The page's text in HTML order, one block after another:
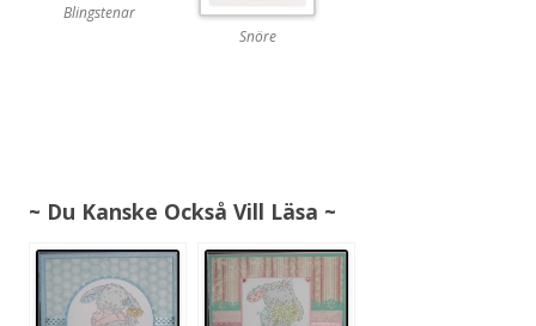
Blingstenar
Snöre
~ Du Kanske Också Vill Läsa ~